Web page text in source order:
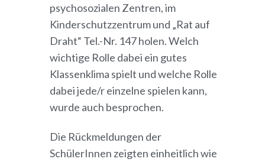
psychosozialen Zentren, im
Kinderschutzzentrum und „Rat auf
Draht“ Tel.-Nr. 147 holen. Welch
wichtige Rolle dabei ein gutes
Klassenklima spielt und welche Rolle
dabei jede/r einzelne spielen kann,
wurde auch besprochen.
Die Rückmeldungen der
SchülerInnen zeigten einheitlich wie